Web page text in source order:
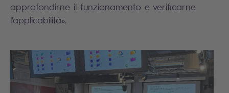
approfondirne il funzionamento e verificarne
l’applicabilità».